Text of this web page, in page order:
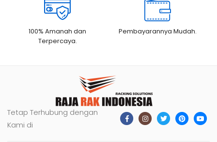
100% Amanah dan
Terpercaya.
Pembayarannya Mudah.
Tetap Terhubung dengan
Kami di